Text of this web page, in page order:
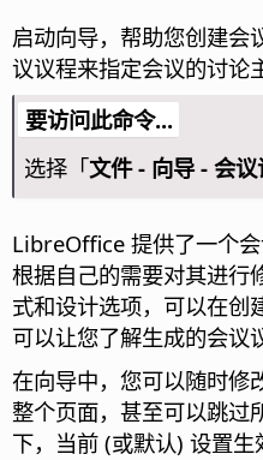
启动向导，帮助您创建会
议议程来指定会议的讨论
要访问此命令...
选择「文件 - 向导 - 会议
LibreOffice 提供了一个
根据自己的需要对其进行
式和设计选项，可以在创
可以让您了解生成的会议
在向导中，您可以随时修
整个页面，甚至可以跳过
下，当前 (或默认) 设置生